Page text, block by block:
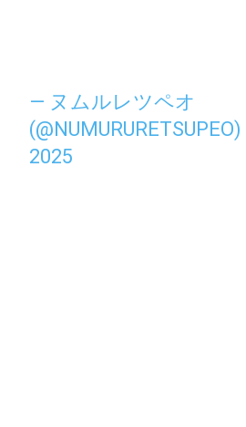
— ヌムルレツペオ
(@NUMURURETSUPEO)
2025